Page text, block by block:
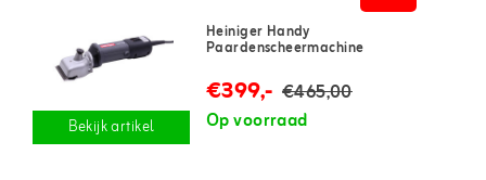
Bekijk artikel
Heiniger Handy
Paardenscheermachine
€399,- €465,00
Op voorraad